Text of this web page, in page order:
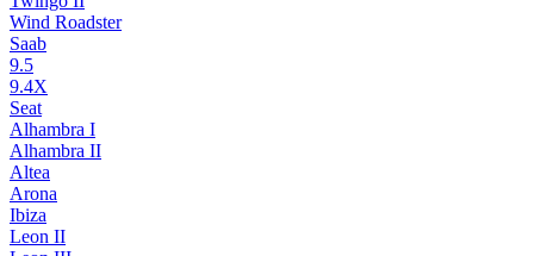
Wind Roadster
Saab
9.5
9.4X
Seat
Alhambra I
Alhambra II
Altea
Arona
Ibiza
Leon II